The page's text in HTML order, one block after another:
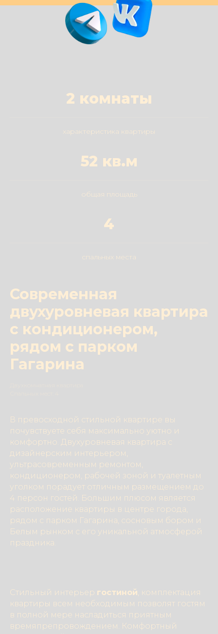
2 комнаты
характеристика квартиры
52 кв.м
общая площадь
4
спальных места
Современная
двухуровневая квартира
с кондиционером,
рядом с парком
Гагарина
В превосходной стильной квартире вы
почувствуете себя максимально уютно и
комфортно. Двухуровневая квартира с
дизайнерским интерьером,
ультрасовременным ремонтом,
кондиционером, рабочей зоной и туалетным
уголком порадует отличным размещением до
4 персон гостей. Большим плюсом является
расположение квартиры в центре города,
рядом с парком Гагарина, сосновым бором и
Белым рынком с его уникальной атмосферой
праздника.
Стильный интерьер гостиной, комплектация
квартиры всем необходимым позволят гостям
в полной мере насладиться приятным
времяпрепровождением. Комфортный